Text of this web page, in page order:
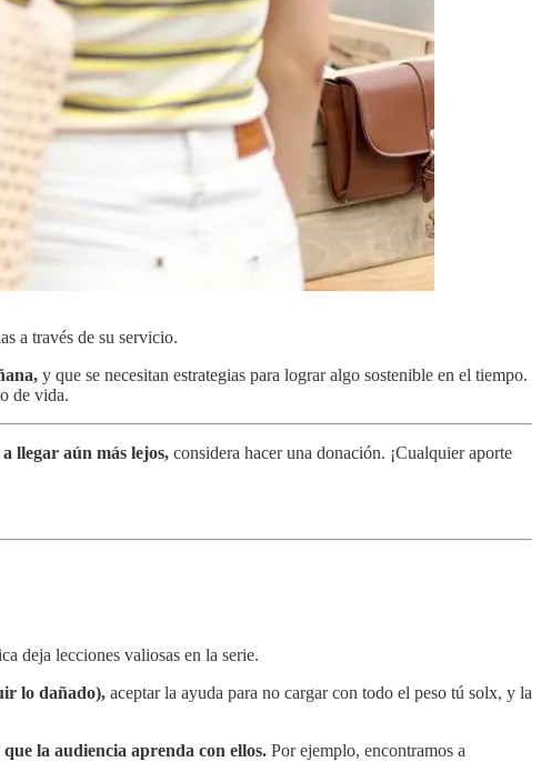
a través de su servicio.
y que se necesitan estrategias para lograr algo sostenible en el tiempo.
de vida.
llegar aún más lejos, considera hacer una donación. ¡Cualquier aporte
deja lecciones valiosas en la serie.
lo dañado), aceptar la ayuda para no cargar con todo el peso tú solx, y la
la audiencia aprenda con ellos. Por ejemplo, encontramos a